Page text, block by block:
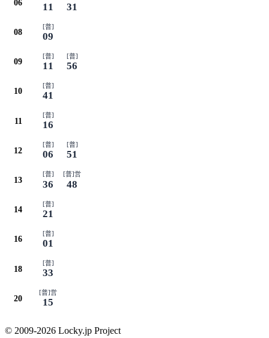
06 11 31
08
[普]
09
09
[普]
11
[普]
56
10
[普]
41
11
[普]
16
12
[普]
06
[普]
51
13
[普]
36
[普]営
48
14
[普]
21
16
[普]
01
18
[普]
33
20
[普]営
15
© 2009-2026 Locky.jp Project